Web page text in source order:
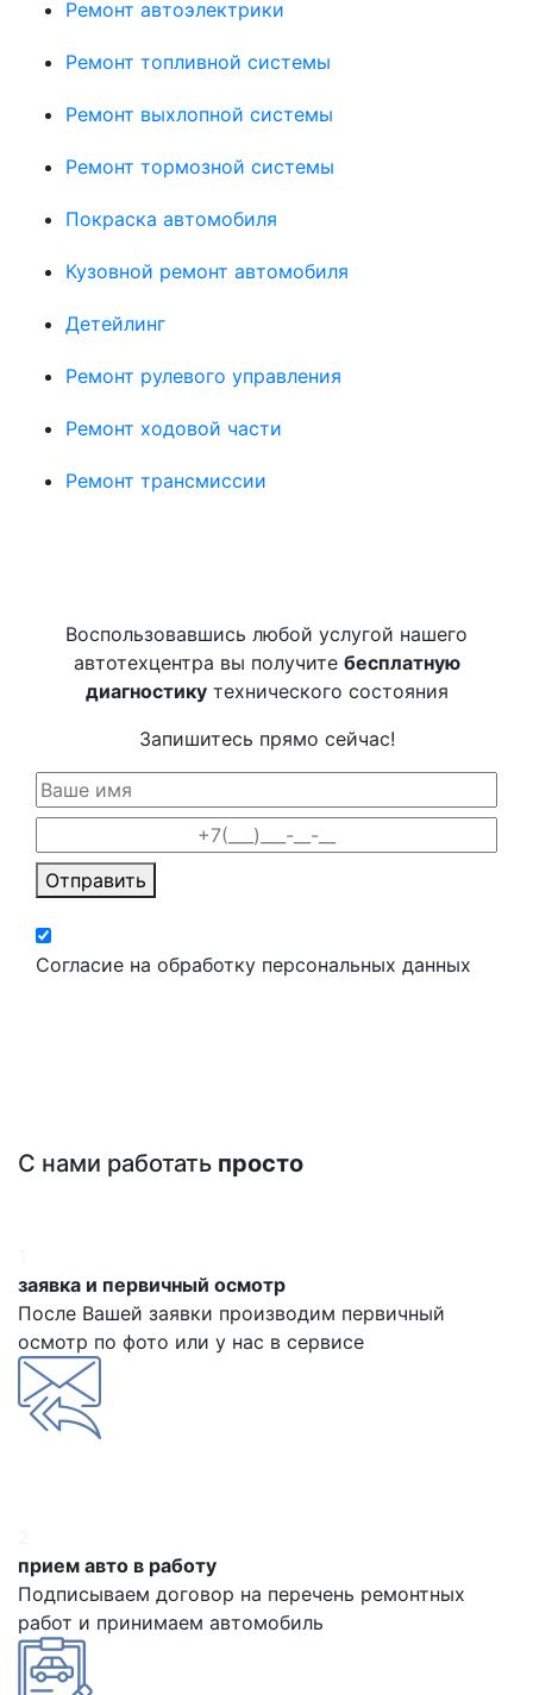
Ремонт автоэлектрики
Ремонт топливной системы
Ремонт выхлопной системы
Ремонт тормозной системы
Покраска автомобиля
Кузовной ремонт автомобиля
Детейлинг
Ремонт рулевого управления
Ремонт ходовой части
Ремонт трансмиссии
Воспользовавшись любой услугой нашего
автотехцентра вы получите бесплатную
диагностикутехнического состояния
Запишитесь прямо сейчас!
Отправить
Согласие на обработку персональных данных
С нами работать просто
заявка и первичный осмотр
После Вашей заявки производим первичный
осмотр по фото или у нас в сервисе
прием авто в работу
Подписываем договор на перечень ремонтных
работ и принимаем автомобиль